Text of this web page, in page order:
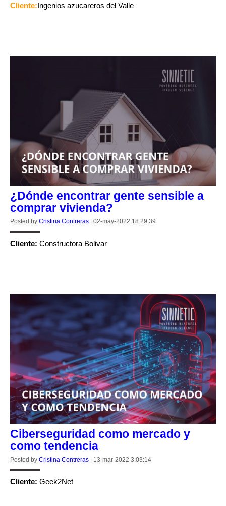
Cliente:Ingenios azucareros del Valle
¿Dónde encontrar gente sensible a
comprar vivienda?
Posted by Cristina Contreras | 02-may-2022 18:29:39
Cliente: Constructora Bolivar
Ciberseguridad como mercado y
como tendencia
Posted by Cristina Contreras | 13-mar-2022 3:03:14
Cliente: Geek2Net